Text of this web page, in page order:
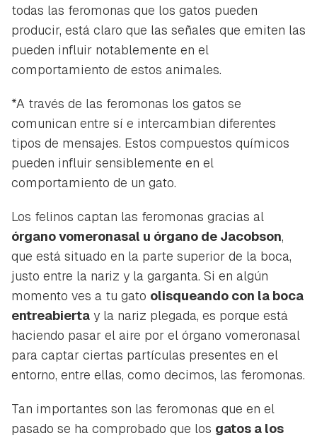
todas las feromonas que los gatos pueden
producir, está claro que las señales que emiten las
pueden influir notablemente en el
comportamiento de estos animales.
*A través de las feromonas los gatos se
comunican entre sí e intercambian diferentes
tipos de mensajes. Estos compuestos químicos
pueden influir sensiblemente en el
comportamiento de un gato.
Los felinos captan las feromonas gracias al
órgano vomeronasal u órgano de Jacobson,
que está situado en la parte superior de la boca,
justo entre la nariz y la garganta. Si en algún
momento ves a tu gato olisqueando con la boca
entreabierta y la nariz plegada, es porque está
haciendo pasar el aire por el órgano vomeronasal
para captar ciertas partículas presentes en el
entorno, entre ellas, como decimos, las feromonas.
Tan importantes son las feromonas que en el
pasado se ha comprobado que los gatos a los